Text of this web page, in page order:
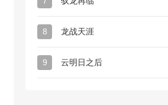
8 龙战天涯
9 云明日之后